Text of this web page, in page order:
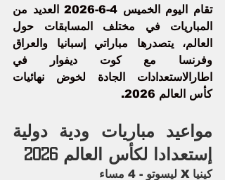
العالم، يتصدرها مباراتي
إسبانيا
اطارالاستعدادات الجادة لخوض نهائيات
كأس العالم 2026
.
إستعدادا لكأس العالم 2026
كينيا X ليسوتو - 4 مساء